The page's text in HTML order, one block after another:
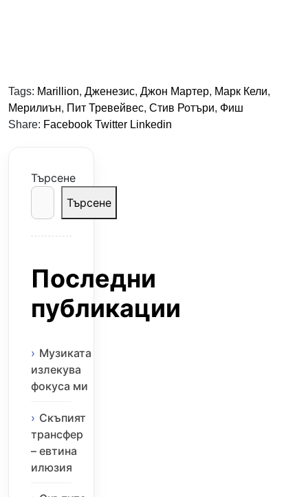
Tags: Marillion, Дженезис, Джон Мартер, Марк Кели,
Мерилиън, Пит Тревейвес, Стив Ротъри, Фиш
Share: Facebook Twitter Linkedin
Търсене
Търсене
Последни
публикации
Музиката
излекува
фокуса ми
Скъпият
трансфер
– евтина
илюзия